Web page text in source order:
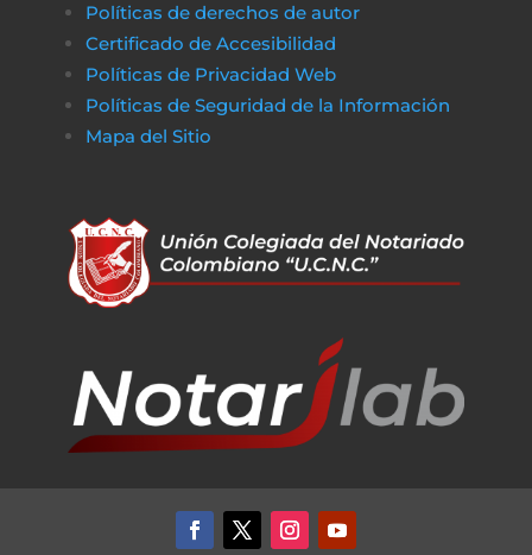
Políticas de derechos de autor
Certificado de Accesibilidad
Políticas de Privacidad Web
Políticas de Seguridad de la Información
Mapa del Sitio